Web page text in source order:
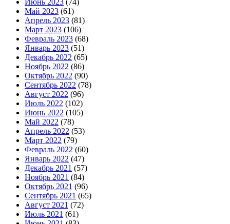
Июнь 2023 (74)
Май 2023 (61)
Апрель 2023 (81)
Март 2023 (106)
Февраль 2023 (68)
Январь 2023 (51)
Декабрь 2022 (65)
Ноябрь 2022 (86)
Октябрь 2022 (90)
Сентябрь 2022 (78)
Август 2022 (96)
Июль 2022 (102)
Июнь 2022 (105)
Май 2022 (78)
Апрель 2022 (53)
Март 2022 (79)
Февраль 2022 (60)
Январь 2022 (47)
Декабрь 2021 (57)
Ноябрь 2021 (84)
Октябрь 2021 (96)
Сентябрь 2021 (65)
Август 2021 (72)
Июль 2021 (61)